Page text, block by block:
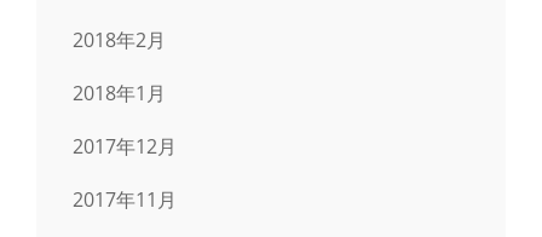
2018年2月
2018年1月
2017年12月
2017年11月